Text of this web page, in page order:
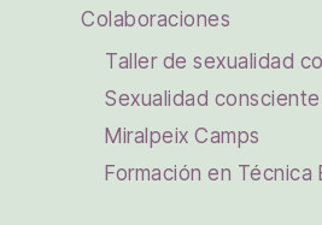
Colaboraciones
Taller de sexualidad
Sexualidad
Miralpeix Camps
Formación en Técnica